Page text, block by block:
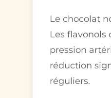
Le chocolat
Les flavonols
pression
réduction
réguliers.